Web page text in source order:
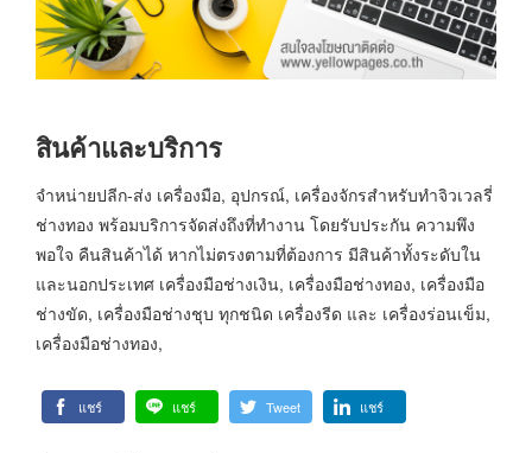
สินค้าและบริการ
จำหน่ายปลีก-ส่ง เครื่องมือ, อุปกรณ์, เครื่องจักรสำหรับทำจิวเวลรี่
ช่างทอง พร้อมบริการจัดส่งถึงที่ทำงาน โดยรับประกัน ความพึง
พอใจ คืนสินค้าได้ หากไม่ตรงตามที่ต้องการ มีสินค้าทั้งระดับใน
และนอกประเทศ เครื่องมือช่างเงิน, เครื่องมือช่างทอง, เครื่องมือ
ช่างขัด, เครื่องมือช่างชุบ ทุกชนิด เครื่องรีด และ เครื่องร่อนเข็ม,
เครื่องมือช่างทอง,
แชร์ แชร์ Tweet แชร์